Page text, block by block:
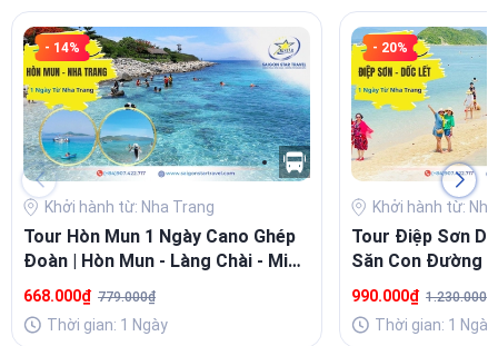
- 14%
Khởi hành từ: Nha Trang
Tour Hòn Mun 1 Ngày Cano Ghép
Đoàn | Hòn Mun - Làng Chài - Mini
Beach
668.000₫ 779.000₫
Thời gian: 1 Ngày
- 20%
Khởi hành từ:
Tour Điệp Sơn
Săn Con Đường
Chill
990.000₫ 1.230.000₫
Thời gian: 1 Ngày